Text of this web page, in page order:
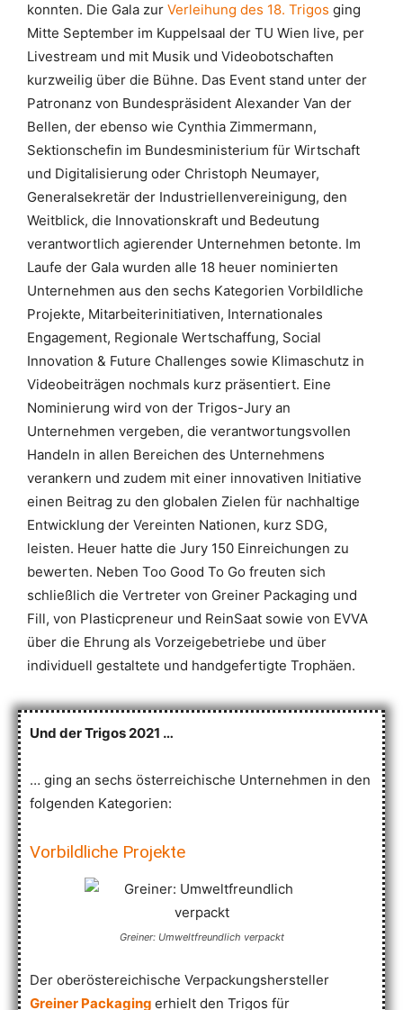
konnten. Die Gala zur Verleihung des 18. Trigos ging
Mitte September im Kuppelsaal der TU Wien live, per
Livestream und mit Musik und Videobotschaften
kurzweilig über die Bühne. Das Event stand unter der
Patronanz von Bundespräsident Alexander Van der
Bellen, der ebenso wie Cynthia Zimmermann,
Sektionschefin im Bundesministerium für Wirtschaft
und Digitalisierung oder Christoph Neumayer,
Generalsekretär der Industriellenvereinigung, den
Weitblick, die Innovationskraft und Bedeutung
verantwortlich agierender Unternehmen betonte. Im
Laufe der Gala wurden alle 18 heuer nominierten
Unternehmen aus den sechs Kategorien Vorbildliche
Projekte, Mitarbeiterinitiativen, Internationales
Engagement, Regionale Wertschaffung, Social
Innovation & Future Challenges sowie Klimaschutz in
Videobeiträgen nochmals kurz präsentiert. Eine
Nominierung wird von der Trigos-Jury an
Unternehmen vergeben, die verantwortungsvollen
Handeln in allen Bereichen des Unternehmens
verankern und zudem mit einer innovativen Initiative
einen Beitrag zu den globalen Zielen für nachhaltige
Entwicklung der Vereinten Nationen, kurz SDG,
leisten. Heuer hatte die Jury 150 Einreichungen zu
bewerten. Neben Too Good To Go freuten sich
schließlich die Vertreter von Greiner Packaging und
Fill, von Plasticpreneur und ReinSaat sowie von EVVA
über die Ehrung als Vorzeigebetriebe und über
individuell gestaltete und handgefertigte Trophäen.
Und der Trigos 2021 …
… ging an sechs österreichische Unternehmen in den
folgenden Kategorien:
Vorbildliche Projekte
Greiner: Umweltfreundlich verpackt
Der oberöstereichische Verpackungshersteller
Greiner Packaging erhielt den Trigos für